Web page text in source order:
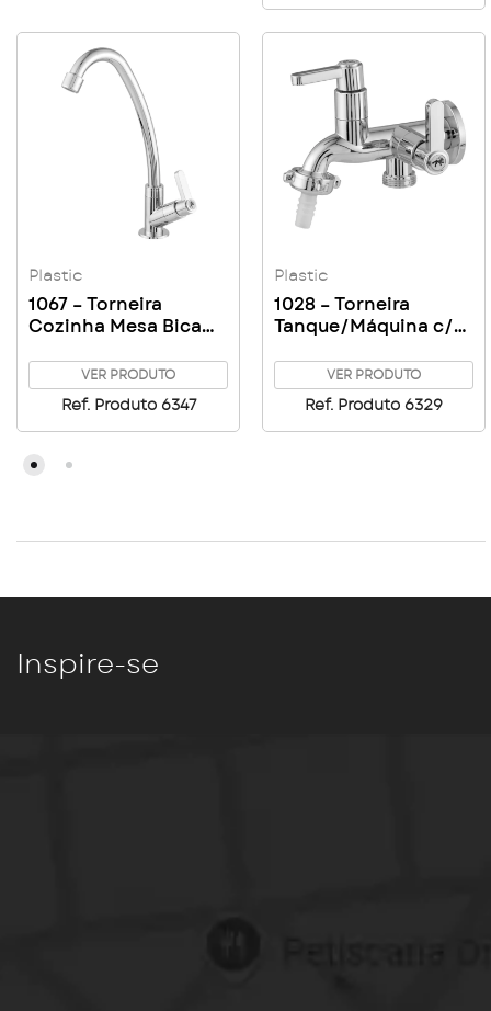
Plastic
1067 – Torneira
Cozinha Mesa Bica
VER PRODUTO
Ref. Produto 6347
Plastic
1028 – Torneira
Tanque/Máquina c/
VER PRODUTO
Ref. Produto 6329
Inspire-se